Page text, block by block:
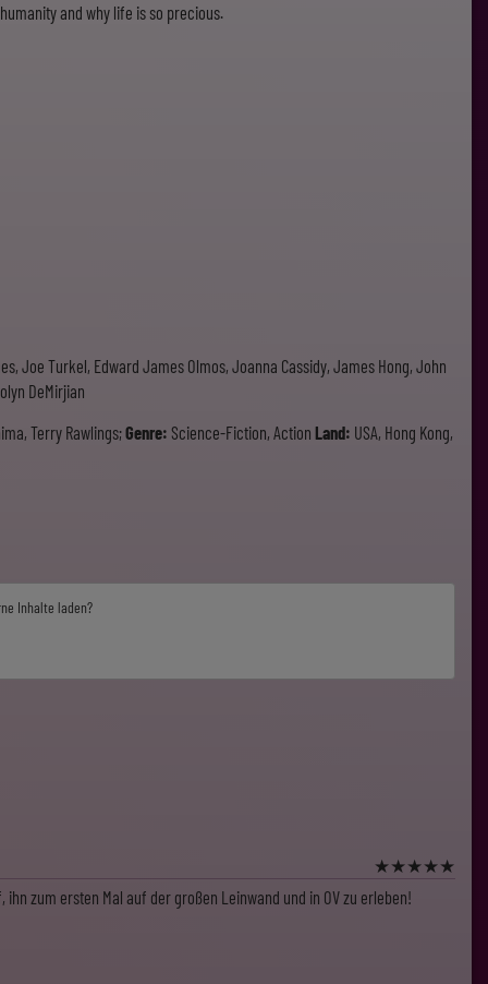
and why life is so precious.
Joe Turkel, Edward James Olmos, Joanna Cassidy, James Hong, John
DeMirjian
Terry Rawlings;Genre: Science-Fiction, Action Land: USA, Hong Kong,
Inhalte laden?
★★★★★
zum ersten Mal auf der großen Leinwand und in OV zu erleben!